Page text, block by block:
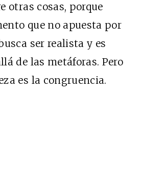
otras cosas, porque
que no apuesta por
ser realista y es
de las metáforas. Pero
es la congruencia.